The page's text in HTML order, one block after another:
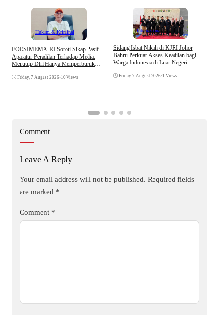
Hukum & Kriminal
​FORSIMEMA-RI Soroti Sikap Pasif
Aparatur Peradilan Terhadap Media:
Menutup Diri Hanya Memperburuk
Friday, 7 August 2026•10 Views
Internasional
Sidang Isbat Nikah di KJRI Johor
Bahru Perkuat Akses Keadilan bagi
Warga Indonesia di Luar Negeri
Friday, 7 August 2026•1 Views
Comment
Leave A Reply
Your email address will not be published. Required fields
are marked *
Comment *